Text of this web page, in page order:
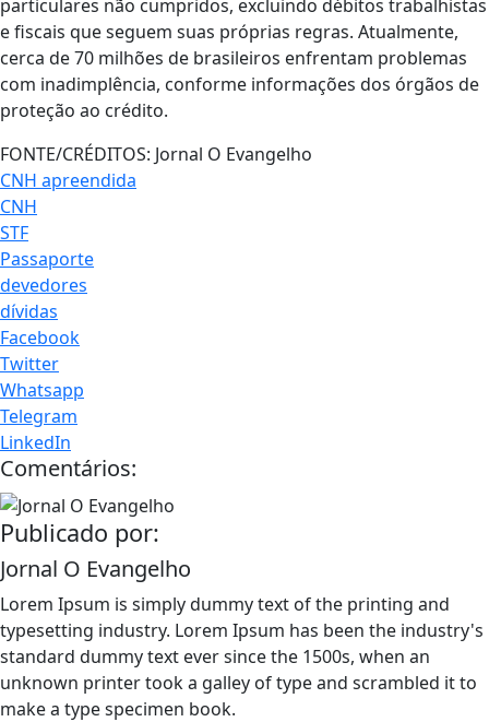
particulares não cumpridos, excluindo débitos trabalhistas
e fiscais que seguem suas próprias regras. Atualmente,
cerca de 70 milhões de brasileiros enfrentam problemas
com inadimplência, conforme informações dos órgãos de
proteção ao crédito.
FONTE/CRÉDITOS: Jornal O Evangelho
CNH apreendida
CNH
STF
Passaporte
devedores
dívidas
Facebook
Twitter
Whatsapp
Telegram
LinkedIn
Comentários:
Publicado por:
Jornal O Evangelho
Lorem Ipsum is simply dummy text of the printing and
typesetting industry. Lorem Ipsum has been the industry's
standard dummy text ever since the 1500s, when an
unknown printer took a galley of type and scrambled it to
make a type specimen book.